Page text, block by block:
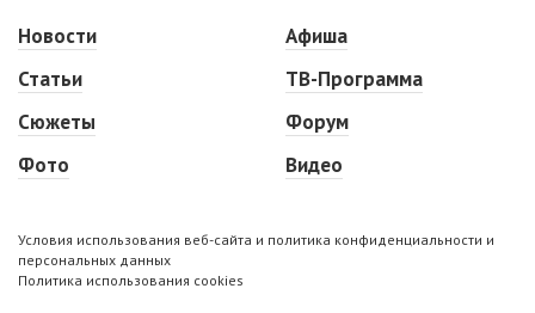
Новости
Статьи
Сюжеты
Фото
Афиша
ТВ-Программа
Форум
Видео
Условия использования веб-сайта и политика конфиденциальности и
персональных данных
Политика использования cookies